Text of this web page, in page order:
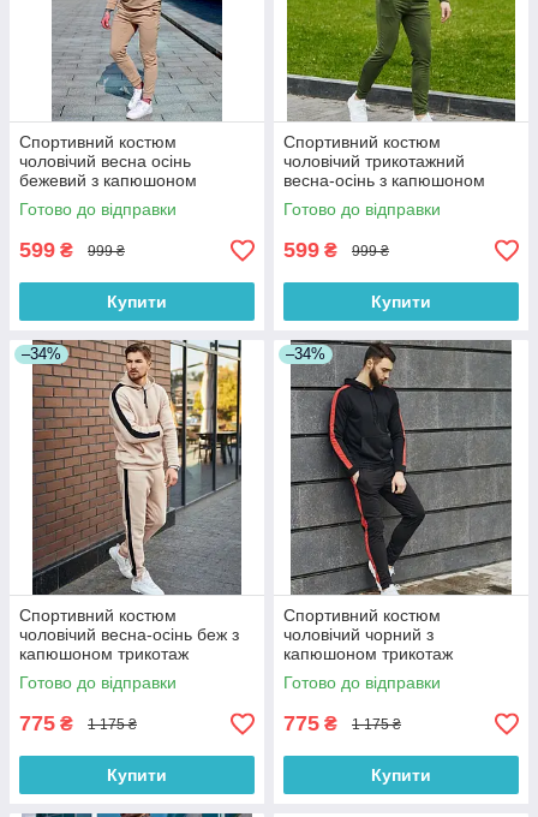
Спортивний костюм
чоловічий весна осінь
бежевий з капюшоном
Туреччина. Живе фото.
чоловічий костюм
Готово до відправки
599 ₴ 999 ₴
Купити
Спортивний костюм
чоловічий трикотажний
весна-осінь з капюшоном
хакі. Живе фото. Чоловічий
костюм
Готово до відправки
599 ₴ 999 ₴
Купити
–34%
Спортивний костюм
чоловічий весна-осінь беж з
капюшоном трикотаж
Туреччина. Живе фото.
Чоловічий спортивний
Готово до відправки
775 ₴ 1 175 ₴
Купити
–34%
Спортивний костюм
чоловічий чорний з
капюшоном трикотаж
Туреччина. Живе фото.
Чоловічий спортивний
Готово до відправки
775 ₴ 1 175 ₴
Купити